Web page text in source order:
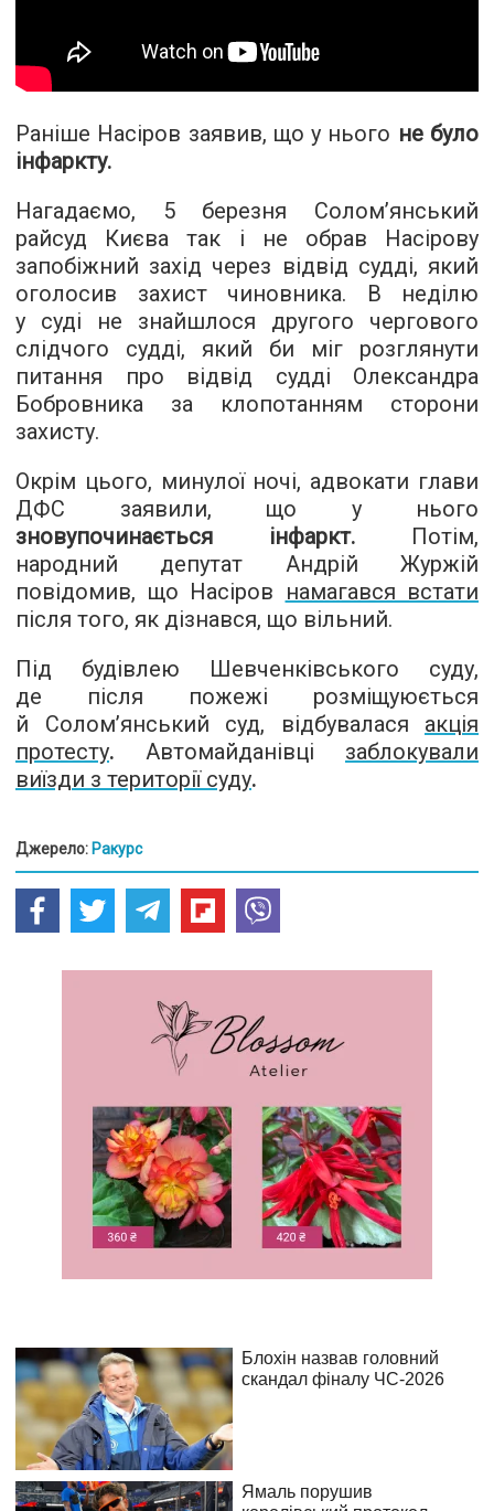
Раніше Насіров заявив, що у нього не було
інфаркту.
Нагадаємо, 5 березня Солом’янський
райсуд Києва так і не обрав Насірову
запобіжний захід через відвід судді, який
оголосив захист чиновника. В неділю
у суді не знайшлося другого чергового
слідчого судді, який би міг розглянути
питання про відвід судді Олександра
Бобровника за клопотанням сторони
захисту.
Окрім цього, минулої ночі, адвокати глави
ДФС заявили, що у нього
зновупочинається інфаркт. Потім,
народний депутат Андрій Журжій
повідомив, що Насіров намагався встати
після того, як дізнався, що вільний.
Під будівлею Шевченківського суду,
де після пожежі розміщуюється
й Солом’янський суд, відбувалася акція
протесту. Автомайданівці заблокували
виїзди з території суду.
Джерело: Ракурс